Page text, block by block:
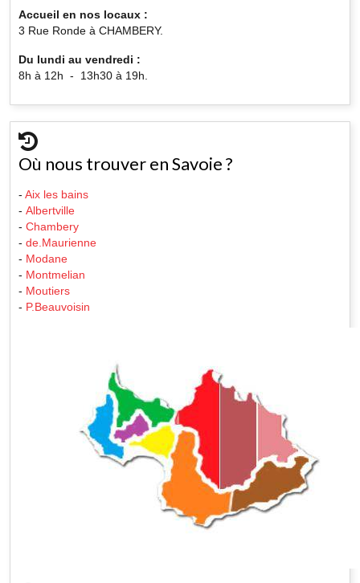
Accueil en nos locaux :
3 Rue Ronde à CHAMBERY.
Du lundi au vendredi :
8h à 12h - 13h30 à 19h.
Où nous trouver en Savoie ?
- Aix les bains
- Albertville
- Chambery
- de.Maurienne
- Modane
- Montmelian
- Moutiers
- P.Beauvoisin